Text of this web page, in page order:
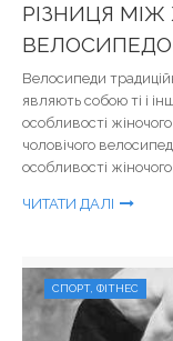
РІЗНИЦЯ
Велосипеди
являють собою ті і
особливості
чоловічого
особливості
ЧИТАТИ ДАЛІ
СПОРТ, ФІТНЕС